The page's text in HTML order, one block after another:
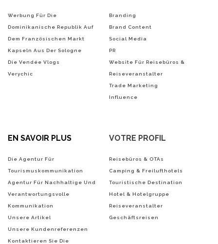
Werbung Für Die
Dominikanische Republik Auf
Dem Französischen Markt
Kapseln Aus Der Sologne
Die Vendée Vlogs
Verychic
Branding
Brand Content
Social Media
PR
Website Für Reisebüros &
Reiseveranstalter
Trade Marketing
Influence
EN SAVOIR PLUS
Die Agentur Für
Tourismuskommunikation
Agentur Für Nachhaltige Und
Verantwortungsvolle
Kommunikation
Unsere Artikel
Unsere Kundenreferenzen
Kontaktieren Sie Die
VOTRE PROFIL
Reisebüros & OTAs
Camping & Freilufthotels
Touristische Destination
Hotel & Hotelgruppe
Reiseveranstalter
Geschäftsreisen